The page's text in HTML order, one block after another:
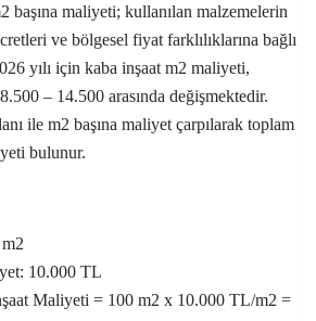
başına maliyeti; kullanılan malzemelerin
ve bölgesel fiyat farklılıklarına bağlı
yılı için kaba inşaat m2 maliyeti,
– 14.500 arasında değişmektedir.
ile m2 başına maliyet çarpılarak toplam
bulunur.
10.000 TL
Maliyeti = 100 m2 x 10.000 TL/m2 =